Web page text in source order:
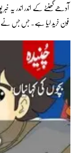
آدھے گھنٹے کے اندر اندر یہ
فون خرید لیا ہے۔ جس جس نے